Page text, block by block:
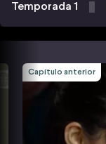
Temporada 1
Capítulo anterior